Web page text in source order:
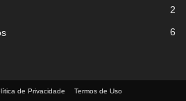
2
6
de Privacidade Termos de Uso